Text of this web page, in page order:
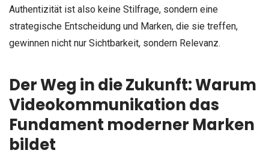
Authentizität ist also keine Stilfrage, sondern eine
strategische Entscheidung und Marken, die sie treffen,
gewinnen nicht nur Sichtbarkeit, sondern Relevanz.
Der Weg in die Zukunft: Warum
Videokommunikation das
Fundament moderner Marken
bildet